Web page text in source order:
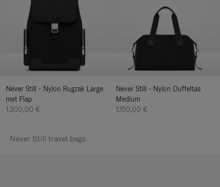
Never Still - Nylon Rugzak Large
met Flap
1.300,00 €
Never Still - Nylon Duffeltas
Medium
1.150,00 €
Never Still travel bags